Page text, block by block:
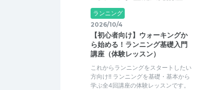
ランニング
2026/10/4
【初心者向け】ウォーキングか
ら始める！ランニング基礎入門
講座（体験レッスン）
これからランニングをスタートしたい
方向け!! ランニングを基礎・基本から
学ぶ全4回講座の体験レッスンです。